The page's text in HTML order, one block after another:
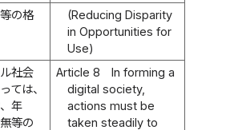
の格
(Reducing Disparity
in Opportunities for
Use)
社会
ては、
年
等の
Article 8
In forming a
digital society,
actions must be
taken steadily to